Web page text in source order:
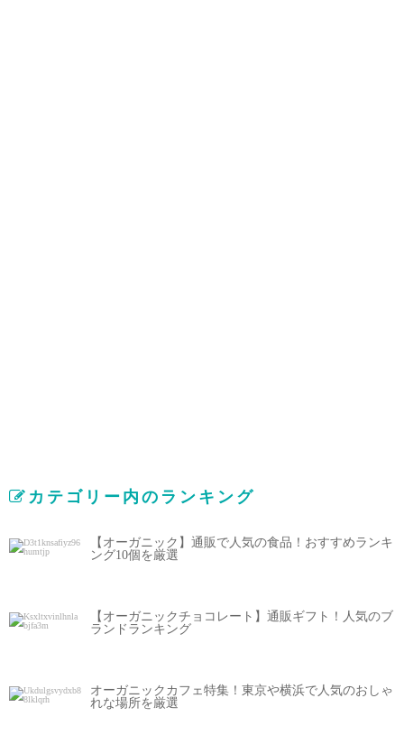
カテゴリー内のランキング
【オーガニック】通販で人気の食品！おすすめランキ
ング10個を厳選
【オーガニックチョコレート】通販ギフト！人気のブ
ランドランキング
オーガニックカフェ特集！東京や横浜で人気のおしゃ
れな場所を厳選